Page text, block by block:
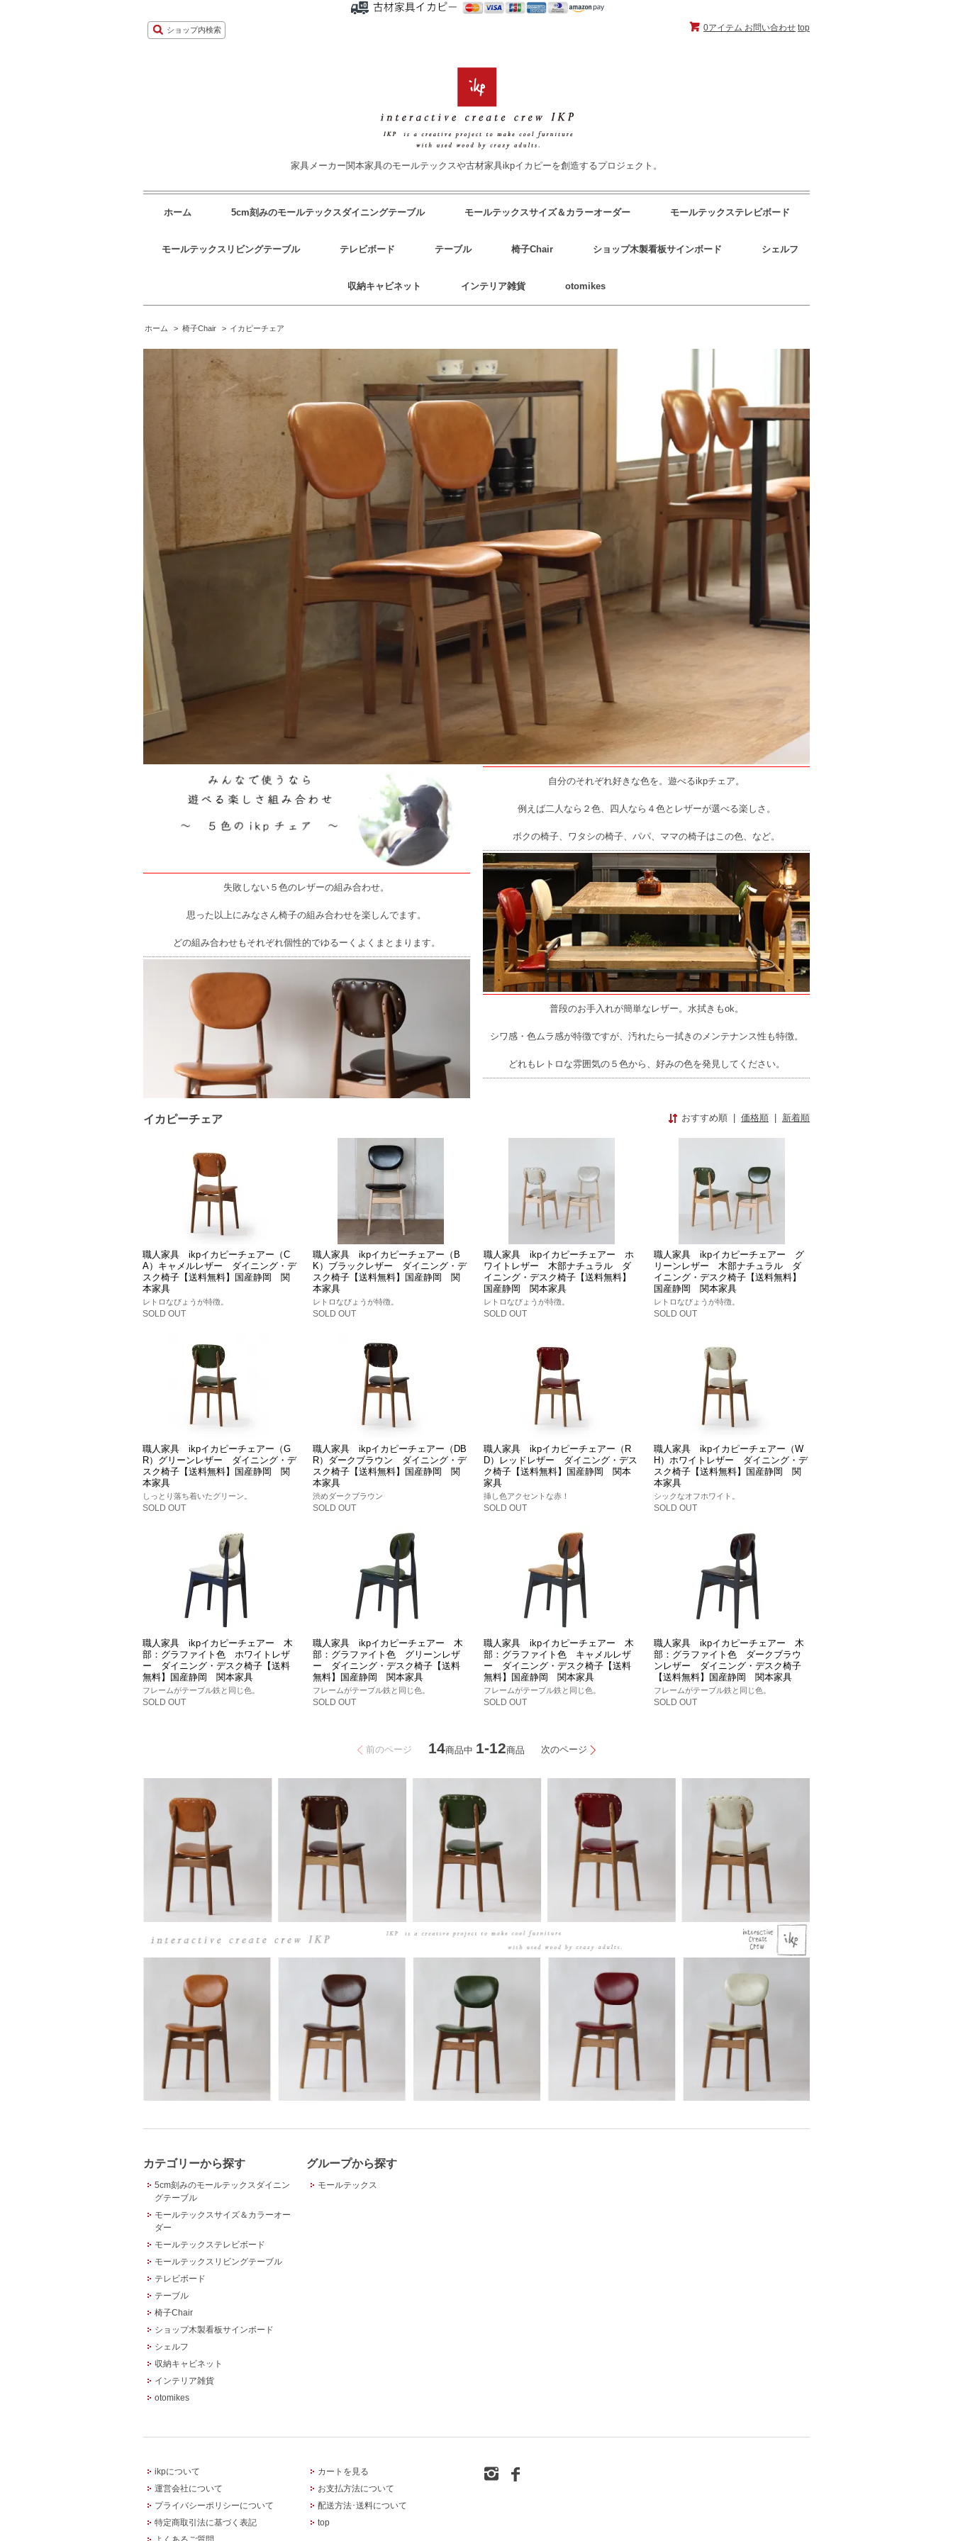
0アイテム お問い合わせ top
ショップ内検索
家具メーカー関本家具のモールテックスや古材家具ikpイカピーを創造するプロジェクト。
ホーム 5cm刻みのモールテックスダイニングテーブル モールテックスサイズ＆カラーオーダー モールテックステレビボード
モールテックスリビングテーブル テレビボード テーブル 椅子Chair ショップ木製看板サインボード シェルフ
収納キャビネット インテリア雑貨 otomikes
ホーム > 椅子Chair > イカピーチェア
自分のそれぞれ好きな色を。遊べるikpチェア。
例えば二人なら２色、四人なら４色とレザーが選べる楽しさ。
ボクの椅子、ワタシの椅子、パパ、ママの椅子はこの色、など。
失敗しない５色のレザーの組み合わせ。
思った以上にみなさん椅子の組み合わせを楽しんでます。
どの組み合わせもそれぞれ個性的でゆるーくよくまとまります。
普段のお手入れが簡単なレザー。水拭きもok。
シワ感・色ムラ感が特徴ですが、汚れたら一拭きのメンテナンス性も特徴。
どれもレトロな雰囲気の５色から、好みの色を発見してください。
イカピーチェア おすすめ順 価格順 新着順
職人家具 ikpイカピーチェアー（C
A）キャメルレザー ダイニング・デ
スク椅子【送料無料】国産静岡 関
本家具
レトロなびょうが特徴。
SOLD OUT
職人家具 ikpイカピーチェアー（B
K）ブラックレザー ダイニング・デ
スク椅子【送料無料】国産静岡 関
本家具
レトロなびょうが特徴。
SOLD OUT
職人家具 ikpイカピーチェアー ホ
ワイトレザー 木部ナチュラル ダ
イニング・デスク椅子【送料無料】
国産静岡 関本家具
レトロなびょうが特徴。
SOLD OUT
職人家具 ikpイカピーチェアー グ
リーンレザー 木部ナチュラル ダ
イニング・デスク椅子【送料無料】
国産静岡 関本家具
レトロなびょうが特徴。
SOLD OUT
職人家具 ikpイカピーチェアー（G
R）グリーンレザー ダイニング・デ
スク椅子【送料無料】国産静岡 関
本家具
しっとり落ち着いたグリーン。
SOLD OUT
職人家具 ikpイカピーチェアー（DB
R）ダークブラウン ダイニング・デ
スク椅子【送料無料】国産静岡 関
本家具
渋めダークブラウン
SOLD OUT
職人家具 ikpイカピーチェアー（R
D）レッドレザー ダイニング・デス
ク椅子【送料無料】国産静岡 関本
家具
挿し色アクセントな赤！
SOLD OUT
職人家具 ikpイカピーチェアー（W
H）ホワイトレザー ダイニング・デ
スク椅子【送料無料】国産静岡 関
本家具
シックなオフホワイト。
SOLD OUT
職人家具 ikpイカピーチェアー 木
部：グラファイト色 ホワイトレザ
ー ダイニング・デスク椅子【送料
無料】国産静岡 関本家具
フレームがテーブル鉄と同じ色。
SOLD OUT
職人家具 ikpイカピーチェアー 木
部：グラファイト色 グリーンレザ
ー ダイニング・デスク椅子【送料
無料】国産静岡 関本家具
フレームがテーブル鉄と同じ色。
SOLD OUT
職人家具 ikpイカピーチェアー 木
部：グラファイト色 キャメルレザ
ー ダイニング・デスク椅子【送料
無料】国産静岡 関本家具
フレームがテーブル鉄と同じ色。
SOLD OUT
職人家具 ikpイカピーチェアー 木
部：グラファイト色 ダークブラウ
ンレザー ダイニング・デスク椅子
【送料無料】国産静岡 関本家具
フレームがテーブル鉄と同じ色。
SOLD OUT
前のページ 14商品中 1-12商品 次のページ
カテゴリーから探す
5cm刻みのモールテックスダイニン
グテーブル
モールテックスサイズ＆カラーオー
ダー
モールテックステレビボード
モールテックスリビングテーブル
テレビボード
テーブル
椅子Chair
ショップ木製看板サインボード
シェルフ
収納キャビネット
インテリア雑貨
otomikes
グループから探す
モールテックス
ikpについて
運営会社について
プライバシーポリシーについて
特定商取引法に基づく表記
カートを見る
お支払方法について
配送方法･送料について
top